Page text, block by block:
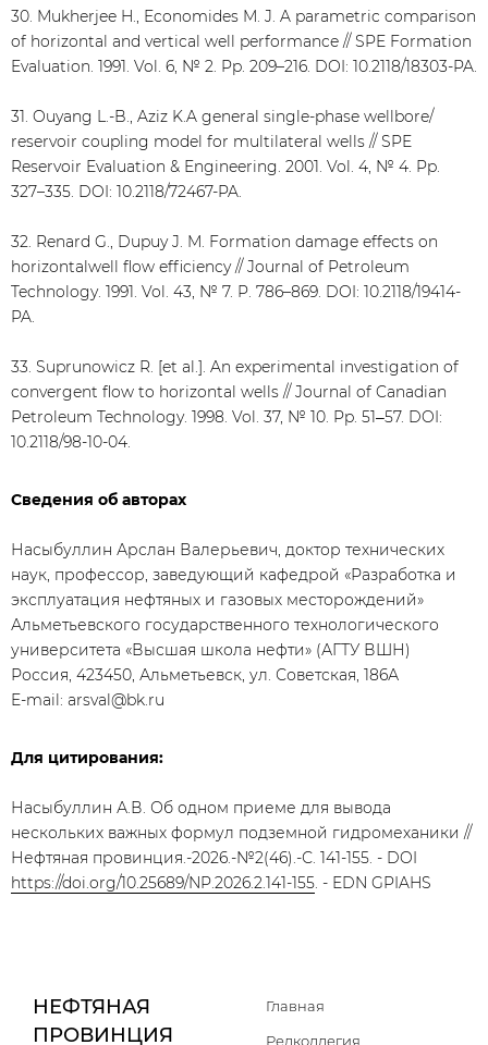
30. Mukherjee H., Economides M. J. A parametric comparison
of horizontal and vertical well performance // SPE Formation
Evaluation. 1991. Vol. 6, № 2. Pp. 209–216. DOI: 10.2118/18303-PA.
31. Ouyang L.-B., Aziz K.A general single-phase wellbore/
reservoir coupling model for multilateral wells // SPE
Reservoir Evaluation & Engineering. 2001. Vol. 4, № 4. Pp.
327–335. DOI: 10.2118/72467-PA.
32. Renard G., Dupuy J. M. Formation damage effects on
horizontalwell flow efficiency // Journal of Petroleum
Technology. 1991. Vol. 43, № 7. P. 786–869. DOI: 10.2118/19414-
PA.
33. Suprunowicz R. [et al.]. An experimental investigation of
convergent flow to horizontal wells // Journal of Canadian
Petroleum Technology. 1998. Vol. 37, № 10. Pp. 51‒57. DOI:
10.2118/98-10-04.
Сведения об авторах
Насыбуллин Арслан Валерьевич, доктор технических
наук, профессор, заведующий кафедрой «Разработка и
эксплуатация нефтяных и газовых месторождений»
Альметьевского государственного технологического
университета «Высшая школа нефти» (АГТУ ВШН)
Россия, 423450, Альметьевск, ул. Советская, 186А
E-mail: arsval@bk.ru
Для цитирования:
Насыбуллин А.В. Об одном приеме для вывода
нескольких важных формул подземной гидромеханики //
Нефтяная провинция.-2026.-№2(46).-С. 141-155. - DOI
https://doi.org/10.25689/NP.2026.2.141-155. - EDN GPIAHS
НЕФТЯНАЯ
ПРОВИНЦИЯ
Главная
Редколлегия